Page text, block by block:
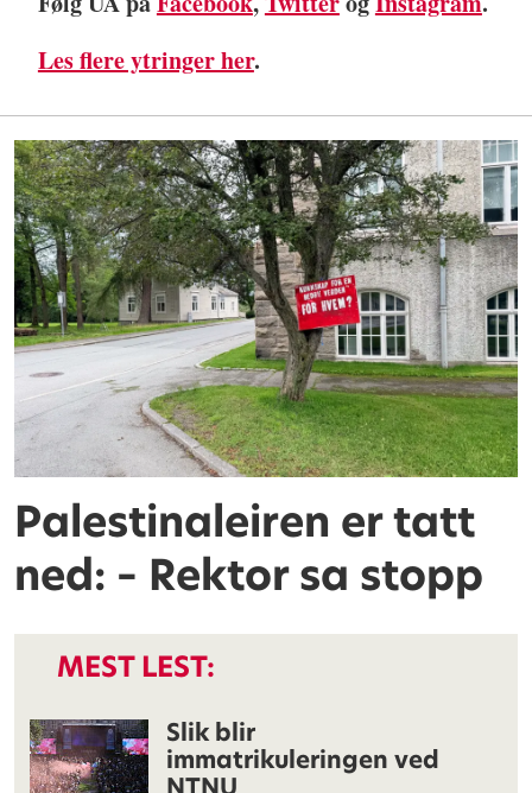
Les flere ytringer her.
Palestinaleiren er tatt
ned: – Rektor sa stopp
MEST LEST:
Slik blir
immatrikuleringen ved